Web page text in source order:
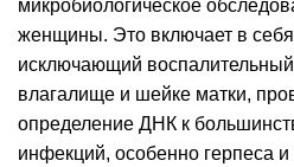
микробиологическое
женщины. Это включает в
исключающий
влагалище и шейке матки,
определение ДНК к
инфекций, особенно герпеса